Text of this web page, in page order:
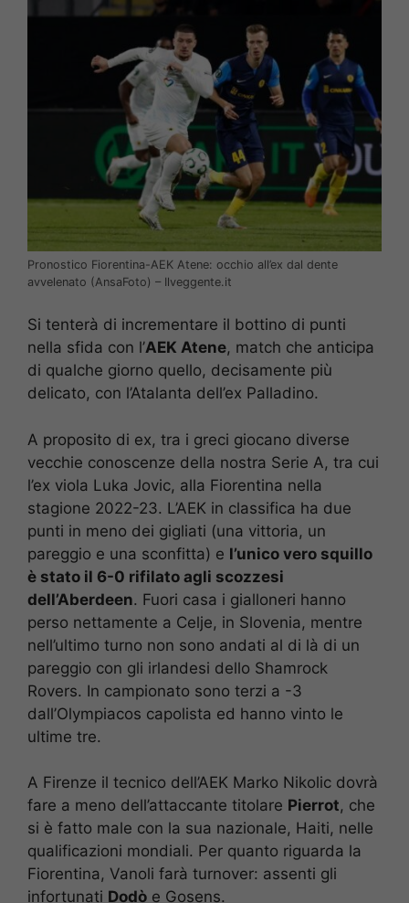
Pronostico Fiorentina-AEK Atene: occhio all’ex dal dente
avvelenato (AnsaFoto) – Ilveggente.it
Si tenterà di incrementare il bottino di punti
nella sfida con l’AEK Atene, match che anticipa
di qualche giorno quello, decisamente più
delicato, con l’Atalanta dell’ex Palladino.
A proposito di ex, tra i greci giocano diverse
vecchie conoscenze della nostra Serie A, tra cui
l’ex viola Luka Jovic, alla Fiorentina nella
stagione 2022-23. L’AEK in classifica ha due
punti in meno dei gigliati (una vittoria, un
pareggio e una sconfitta) e l’unico vero squillo
è stato il 6-0 rifilato agli scozzesi
dell’Aberdeen. Fuori casa i gialloneri hanno
perso nettamente a Celje, in Slovenia, mentre
nell’ultimo turno non sono andati al di là di un
pareggio con gli irlandesi dello Shamrock
Rovers. In campionato sono terzi a -3
dall’Olympiacos capolista ed hanno vinto le
ultime tre.
A Firenze il tecnico dell’AEK Marko Nikolic dovrà
fare a meno dell’attaccante titolare Pierrot, che
si è fatto male con la sua nazionale, Haiti, nelle
qualificazioni mondiali. Per quanto riguarda la
Fiorentina, Vanoli farà turnover: assenti gli
infortunati Dodò e Gosens.